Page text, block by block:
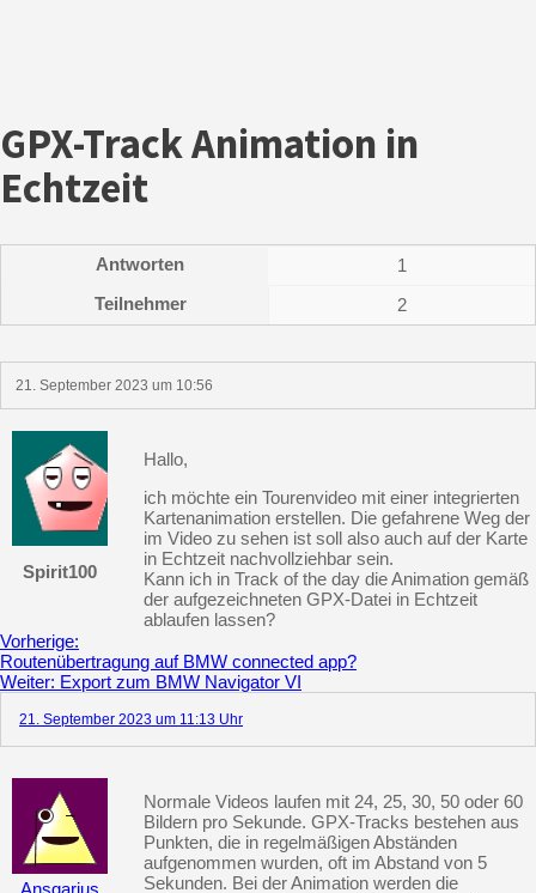
GPX-Track Animation in
Echtzeit
Antworten
1
Teilnehmer
2
21. September 2023 um 10:56
Spirit100
Hallo,
ich möchte ein Tourenvideo mit einer integrierten
Kartenanimation erstellen. Die gefahrene Weg der
im Video zu sehen ist soll also auch auf der Karte
in Echtzeit nachvollziehbar sein.
Kann ich in Track of the day die Animation gemäß
der aufgezeichneten GPX-Datei in Echtzeit
ablaufen lassen?
Beitragsnavigation
Vorherige:
Beitrag:
Routenübertragung auf BMW connected app?
Weiter: Nächster
Export zum BMW Navigator VI
21. September 2023 um 11:13 Uhr
Ansgarius
Normale Videos laufen mit 24, 25, 30, 50 oder 60
Bildern pro Sekunde. GPX-Tracks bestehen aus
Punkten, die in regelmäßigen Abständen
aufgenommen wurden, oft im Abstand von 5
Sekunden. Bei der Animation werden die